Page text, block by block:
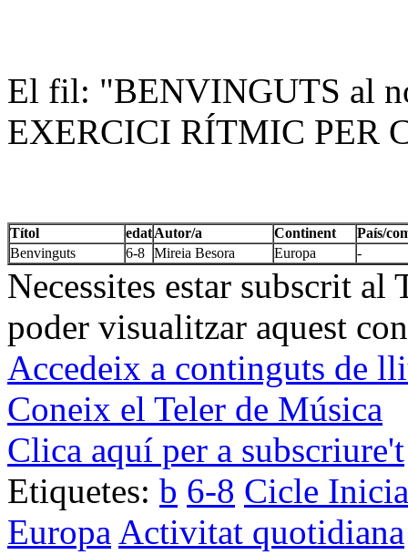
El fil: "BENVINGUTS al
EXERCICI RÍTMIC PER
Títol edatAutor/a Continent
País/
Benvinguts
6-8 Mireia Besora Europa -
Necessites estar subscrit al
poder visualitzar aquest
Accedeix a continguts de
Coneix el Teler de Música
Clica aquí per a subscriure't
Etiquetes: b 6-8 Cicle
Europa Activitat quotidiana